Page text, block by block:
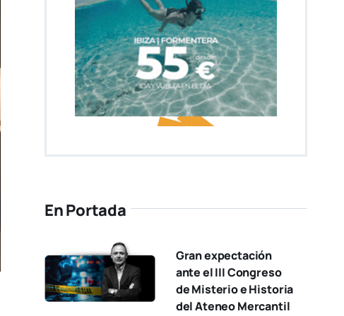
En Portada
Gran expectación
ante el III Congreso
de Misterio e Historia
del Ateneo Mercantil